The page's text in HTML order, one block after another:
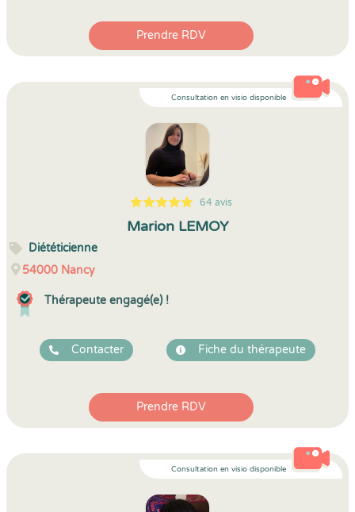
Prendre RDV
Consultation en visio disponible
5
1
5
64 64 avis
Marion LEMOY
Diététicienne
54000 Nancy
Thérapeute engagé(e) !
Contacter Fiche du thérapeute
Prendre RDV
Consultation en visio disponible